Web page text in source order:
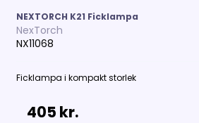
NEXTORCH K21 Ficklampa
NexTorch
NX11068
Ficklampa i kompakt storlek
405 kr.